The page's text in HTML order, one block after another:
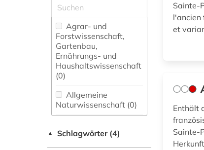
Agrar- und
Forstwissenschaft,
Gartenbau,
Ernährungs- und
Haushaltswissenschaft
(0)
Allgemeine
Naturwissenschaft (0)
fachübergreifende
▲ Schlagwörter (4)
Sainte-
l'ancien
et
Enthält
Sainte-